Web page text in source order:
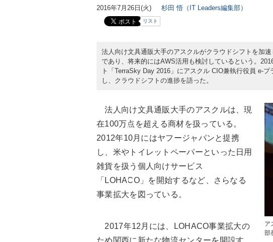
2016年7月26日(火) 杉田 悟（IT Leaders編集部）
リスト
法人向け文具通販大手のアスクルがクラウドシフトを加
であり、将来的にはAWS活用も検討しているという。
ト「TerraSky Day 2016」にアスクル CIO兼執行役員 e-
し、クラウドシフトの進捗を語った。
ア
部
法人向け文具通販大手のアスクルは、現
在100万点を超える商材を扱っている。
2012年10月にはヤフージャパンと提携
し、米やトイレットペーパーといった日用
雑貨を扱う個人向けサービス
「LOHACO」を開始するなど、さらなる
事業拡大を図っている。
2017年12月には、LOHACO事業拡大の